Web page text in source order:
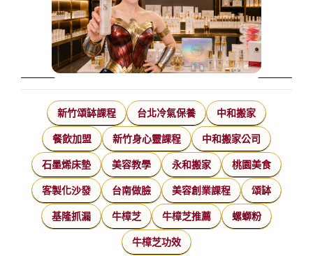
新竹頌缽課程 台北冷氣保養 中和搬家
餐飲加盟 新竹身心靈課程 中和搬家公司
石墨烯床墊 美容教學 永和搬家 桃園美食
客製化沙發 台南做臉 美容創業課程 頌缽
基隆抓漏 牛樟芝 牛樟芝推薦 螺螄粉
牛樟芝功效